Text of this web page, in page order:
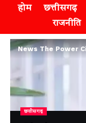
होम छत्तीसगढ़
राजनीति
News The Power
छत्तीसगढ़